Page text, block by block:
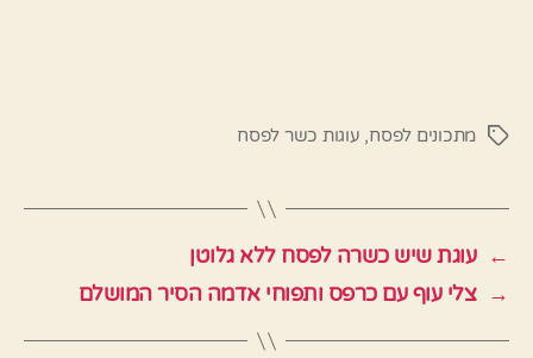
תגיותמתכונים לפסח, עוגות כשר לפסח
← עוגת שיש כשרה לפסח ללא גלוטן
→ צלי עוף עם כרפס ותפוחי אדמה הסיר המושלם